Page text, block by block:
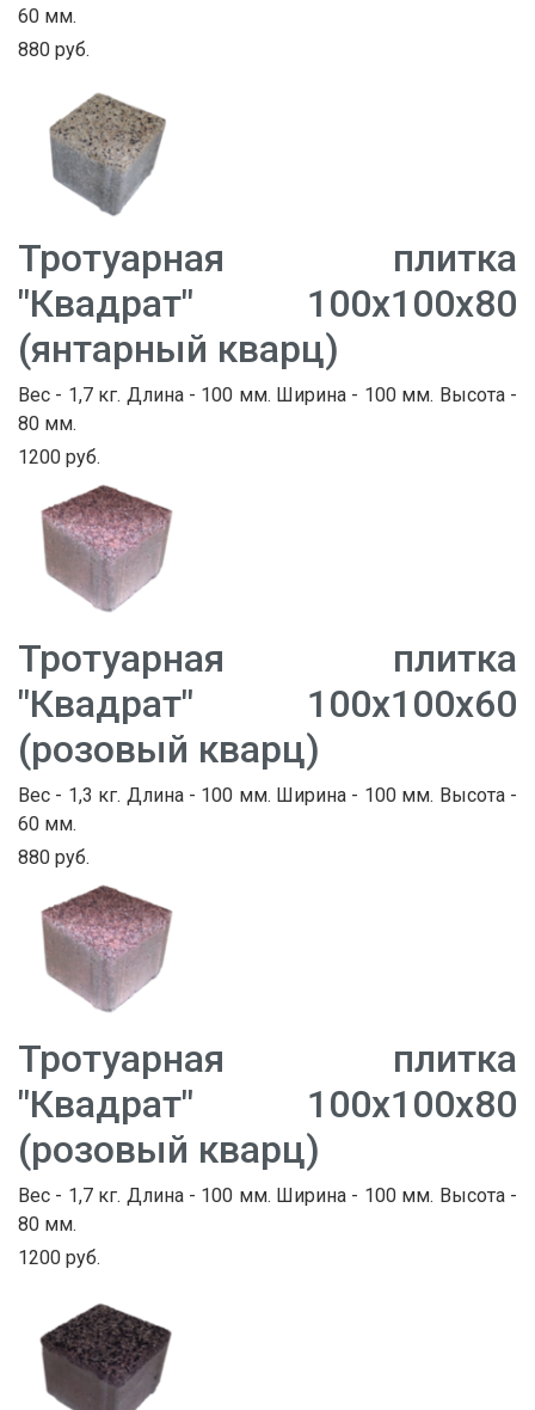
60 мм.
880 руб.
Тротуарная плитка
"Квадрат" 100х100х80
(янтарный кварц)
Вес - 1,7 кг. Длина - 100 мм. Ширина - 100 мм. Высота -
80 мм.
1200 руб.
Тротуарная плитка
"Квадрат" 100х100х60
(розовый кварц)
Вес - 1,3 кг. Длина - 100 мм. Ширина - 100 мм. Высота -
60 мм.
880 руб.
Тротуарная плитка
"Квадрат" 100х100х80
(розовый кварц)
Вес - 1,7 кг. Длина - 100 мм. Ширина - 100 мм. Высота -
80 мм.
1200 руб.